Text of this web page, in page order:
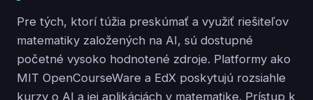
Pre tých, ktorí túžia preskúmať a využiť riešiteľov
matematiky založených na AI, sú dostupné
početné vysoko hodnotené zdroje. Platformy ako
MIT OpenCourseWare a EdX poskytujú rozsiahle
kurzy o AI a jej aplikáciách v matematike. Prístup k